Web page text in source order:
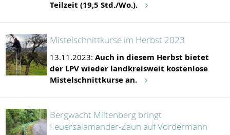
Teilzeit (19,5 Std./Wo.).
Mistelschnittkurse im Herbst 2023
13.11.2023:Auch in diesem Herbst bietet
der LPV wieder landkreisweit kostenlose
Mistelschnittkurse an.
Bergwacht Miltenberg bringt
Feuersalamander-Zaun auf Vordermann